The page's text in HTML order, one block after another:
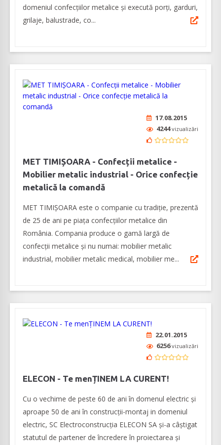
domeniul confecțiilor metalice și execută porți, garduri,
grilaje, balustrade, co...
17.08.2015
4244vizualizări
MET TIMIȘOARA - Confecții metalice -
Mobilier metalic industrial - Orice confecție
metalică la comandă
MET TIMIȘOARA este o companie cu tradiție, prezentă
de 25 de ani pe piața confecțiilor metalice din
România. Compania produce o gamă largă de
confecții metalice și nu numai: mobilier metalic
industrial, mobilier metalic medical, mobilier me...
22.01.2015
6256vizualizări
ELECON - Te menȚINEM LA CURENT!
Cu o vechime de peste 60 de ani în domenul electric și
aproape 50 de ani în construcții-montaj in domeniul
electric, SC Electroconstrucția ELECON SA și-a câștigat
statutul de partener de încredere în proiectarea și